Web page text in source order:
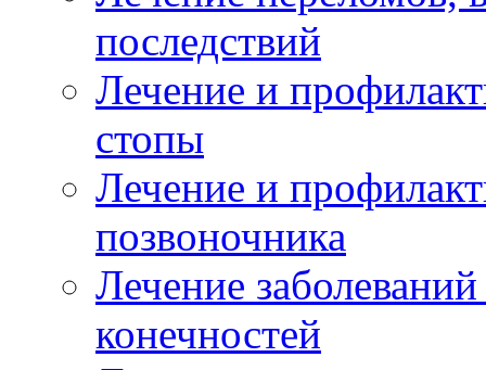
последствий
Лечение и
стопы
Лечение и
позвоночника
Лечение
конечностей